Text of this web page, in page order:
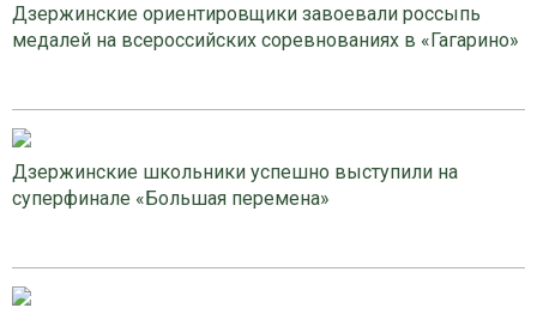
Дзержинские ориентировщики завоевали россыпь
медалей на всероссийских соревнованиях в «Гагарино»
Дзержинские школьники успешно выступили на
суперфинале «Большая перемена»